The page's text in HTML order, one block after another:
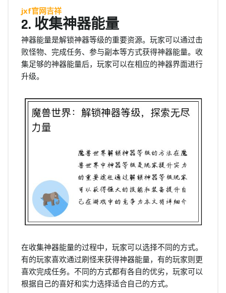
jxf官网吉祥
2. 收集神器能量
神器能量是解锁神器等级的重要资源。玩家可以通过击
败怪物、完成任务、参与副本等方式获得神器能量。收
集足够的神器能量后，玩家可以在相应的神器界面进行
升级。
在收集神器能量的过程中，玩家可以选择不同的方式。
有的玩家喜欢通过刷怪来获得神器能量，有的玩家则更
喜欢完成任务。不同的方式都有各自的优劣，玩家可以
根据自己的喜好和实力选择适合自己的方式。